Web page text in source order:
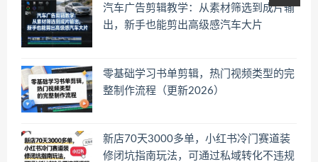
汽车广告剪辑教学：从素材筛选到成片输
出，新手也能剪出高级感汽车大片
零基础学习书单剪辑，热门视频类型的完
整制作流程（更新2026）
新店70天3000多单，小红书冷门赛道装
修闭坑指南玩法，可通过私域转化不违规